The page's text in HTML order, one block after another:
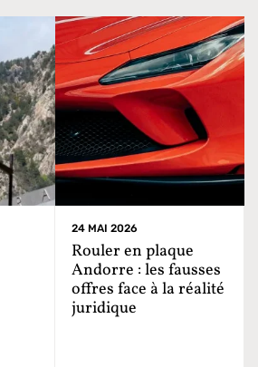
24 MAI 2026
Rouler en plaque
Andorre : les fausses
offres face à la réalité
juridique